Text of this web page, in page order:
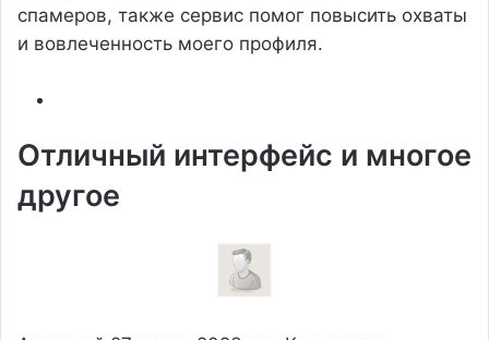
спамеров, также сервис помог повысить охваты
и вовлеченность моего профиля.
Отличный интерфейс и многое
другое